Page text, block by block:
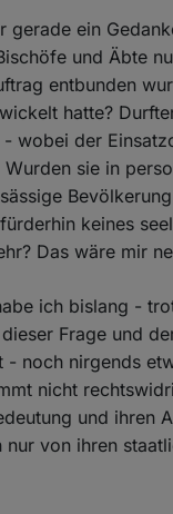
gerade ein
und Äbte
entbunden
hatte?
- wobei der
Wurden sie in
keines
Das wäre mir
ich bislang -
Frage und
- noch nirgends
nicht
und ihren
nur von ihren